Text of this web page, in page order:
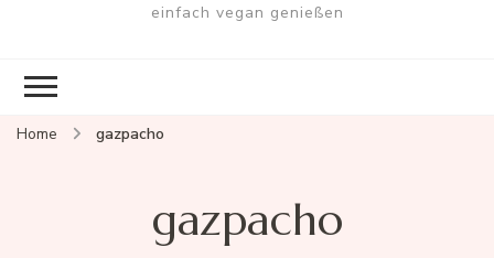
einfach vegan genießen
Home gazpacho
gazpacho